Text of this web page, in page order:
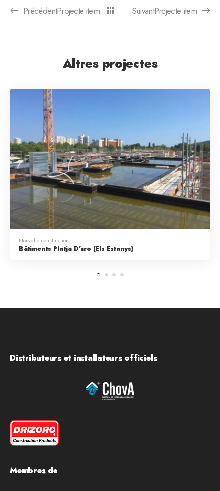
PrécédentProjecte item SuivantProjecte item
Altres projectes
Nouvelle construction
Bâtiments Platja D’aro (Els Estanys)
Distributeurs et installateurs officiels
Membres de